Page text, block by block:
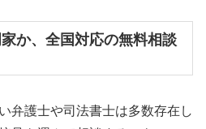
家か、全国対応の無料相談
弁護士や司法書士は多数存在し